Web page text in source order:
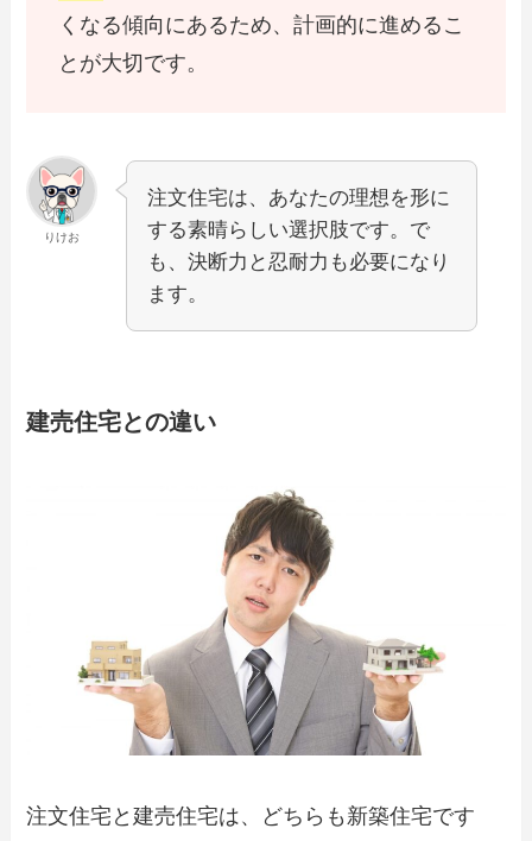
くなる傾向にあるため、計画的に進めるこ
とが大切です。
りけお
注文住宅は、あなたの理想を形に
する素晴らしい選択肢です。で
も、決断力と忍耐力も必要になり
ます。
建売住宅との違い
注文住宅と建売住宅は、どちらも新築住宅です